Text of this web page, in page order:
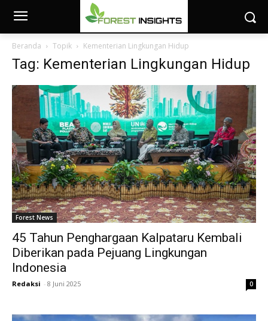
Beranda Topik Kementerian Lingkungan Hidup
Tag: Kementerian Lingkungan Hidup
Forest News
45 Tahun Penghargaan Kalpataru Kembali
Diberikan pada Pejuang Lingkungan
Indonesia
Redaksi - 8 Juni 2025 0